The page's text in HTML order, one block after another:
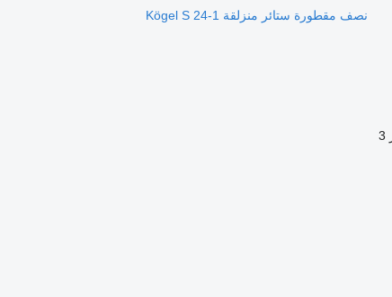
نصف مقطورة ستائر منزلقة Kögel S 24-1
3